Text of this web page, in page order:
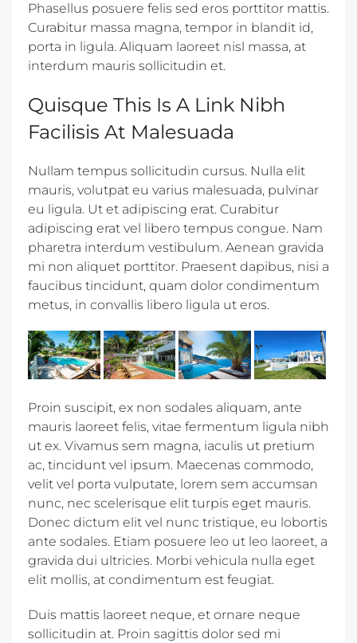
Phasellus posuere felis sed eros porttitor mattis.
Curabitur massa magna, tempor in blandit id,
porta in ligula. Aliquam laoreet nisl massa, at
interdum mauris sollicitudin et.
Quisque This Is A Link Nibh
Facilisis At Malesuada
Nullam tempus sollicitudin cursus. Nulla elit
mauris, volutpat eu varius malesuada, pulvinar
eu ligula. Ut et adipiscing erat. Curabitur
adipiscing erat vel libero tempus congue. Nam
pharetra interdum vestibulum. Aenean gravida
mi non aliquet porttitor. Praesent dapibus, nisi a
faucibus tincidunt, quam dolor condimentum
metus, in convallis libero ligula ut eros.
Proin suscipit, ex non sodales aliquam, ante
mauris laoreet felis, vitae fermentum ligula nibh
ut ex. Vivamus sem magna, iaculis ut pretium
ac, tincidunt vel ipsum. Maecenas commodo,
velit vel porta vulputate, lorem sem accumsan
nunc, nec scelerisque elit turpis eget mauris.
Donec dictum elit vel nunc tristique, eu lobortis
ante sodales. Etiam posuere leo ut leo laoreet, a
gravida dui ultricies. Morbi vehicula nulla eget
elit mollis, at condimentum est feugiat.
Duis mattis laoreet neque, et ornare neque
sollicitudin at. Proin sagittis dolor sed mi